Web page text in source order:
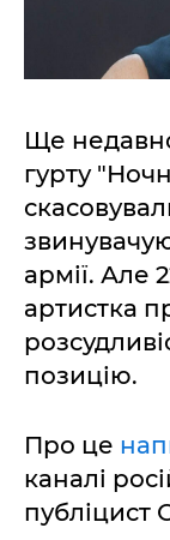
Ще
гурту
армії. Але
артистка
позицію.
Про це
каналі
публіцист